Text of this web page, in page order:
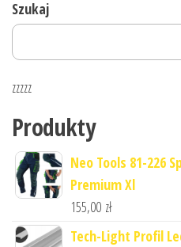
Szukaj
zzzzz
Produkty
Neo Tools 81-226
Premium Xl
155,00 zł
Tech-Light Profil